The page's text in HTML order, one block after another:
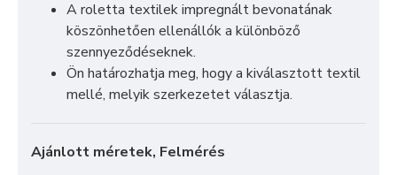
A roletta textilek impregnált bevonatának
köszönhetően ellenállók a különböző
szennyeződéseknek.
Ön határozhatja meg, hogy a kiválasztott textil
mellé, melyik szerkezetet választja.
Ajánlott méretek, Felmérés